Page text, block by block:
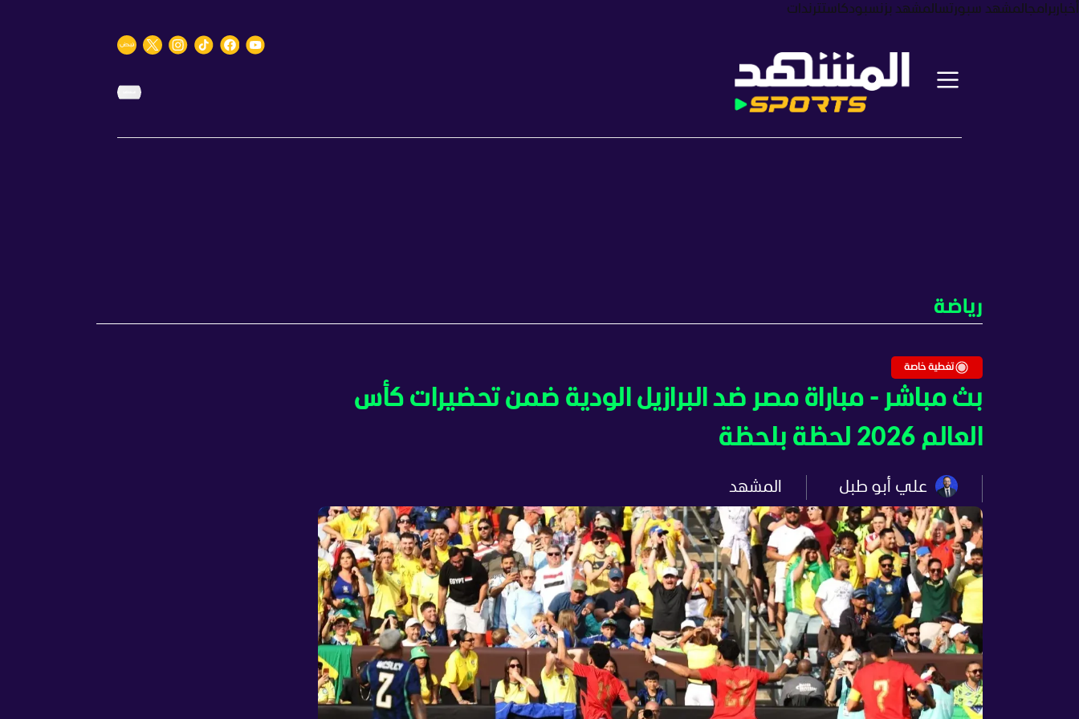
أخبار برامجالمشهد سبورتسالمشهد بزنسبودكاستترندات
رياضة
تغطية خاصة
بث مباشر - مباراة مصر ضد البرازيل الودية ضمن تحضيرات كأس
العالم 2026 لحظة بلحظة
علي أبو طبل المشهد